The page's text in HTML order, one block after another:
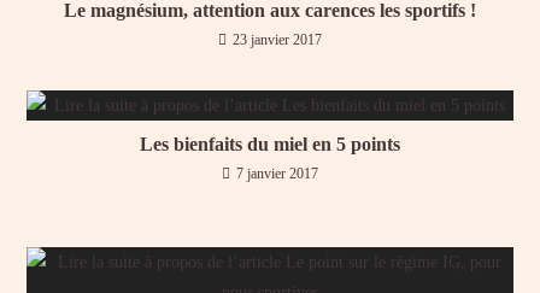
Le magnésium, attention aux carences les sportifs !
23 janvier 2017
Les bienfaits du miel en 5 points
7 janvier 2017